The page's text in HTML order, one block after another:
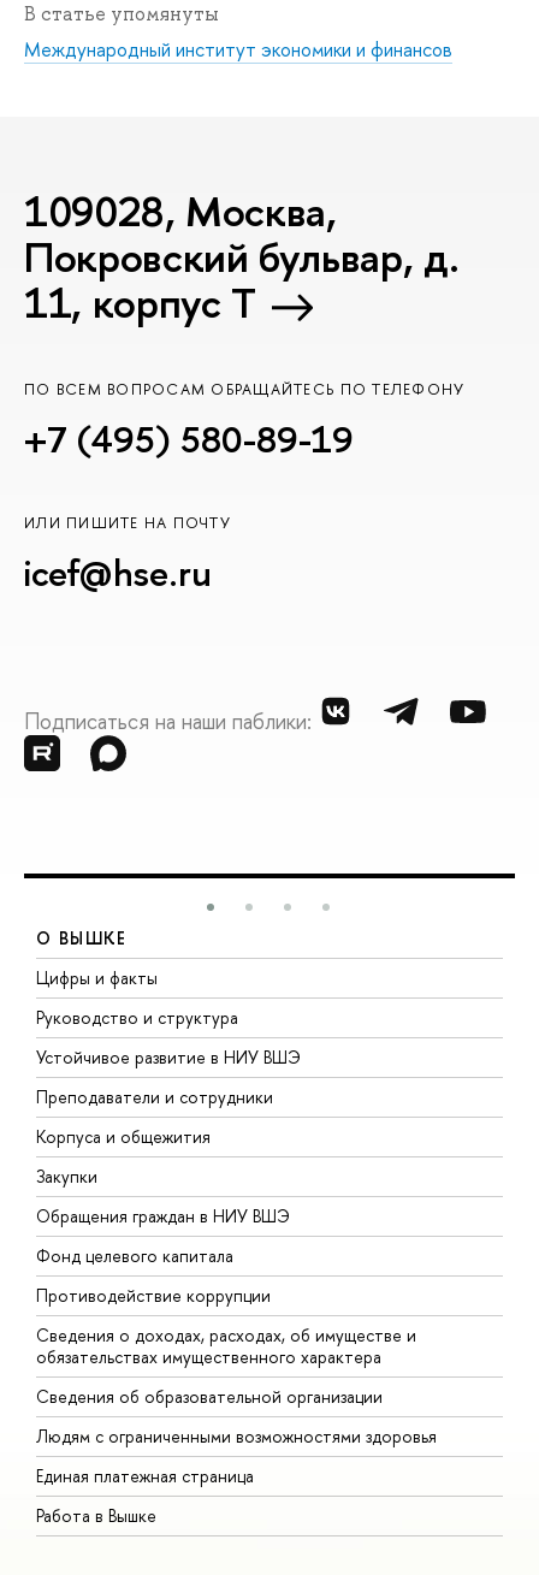
В статье упомянуты
Международный институт экономики и финансов
109028, Москва,
Покровский бульвар, д.
11, корпус T
ПО ВСЕМ ВОПРОСАМ ОБРАЩАЙТЕСЬ ПО ТЕЛЕФОНУ
+7 (495) 580-89-19
ИЛИ ПИШИТЕ НА ПОЧТУ
icef@hse.ru
Подписаться на наши паблики:
О ВЫШКЕ
Цифры и факты
Руководство и структура
Устойчивое развитие в НИУ ВШЭ
Преподаватели и сотрудники
Корпуса и общежития
Закупки
Обращения граждан в НИУ ВШЭ
Фонд целевого капитала
Противодействие коррупции
Сведения о доходах, расходах, об имуществе и
обязательствах имущественного характера
Сведения об образовательной организации
Людям с ограниченными возможностями здоровья
Единая платежная страница
Работа в Вышке